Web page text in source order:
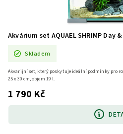
Akvárium set AQUAEL SHRIMP Day
Skladem
1 790 Kč
Akvarijní set, který poskytuje ideální podmínky pro
25 x 30 cm, objem 19 l.